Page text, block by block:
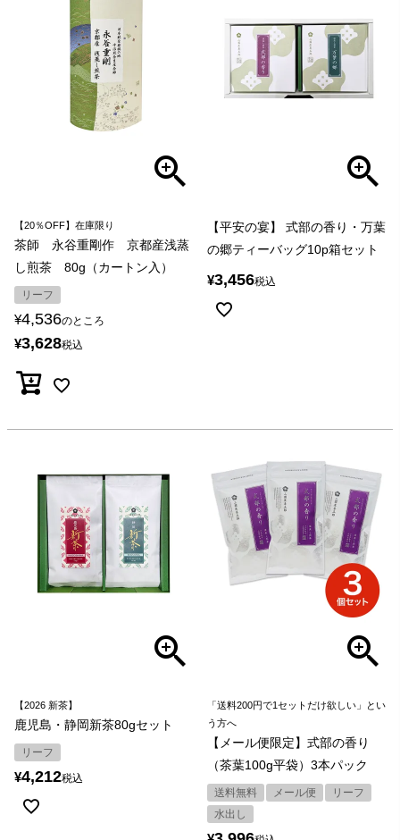
【20％OFF】在庫限り
茶師 永谷重剛作 京都産浅蒸
し煎茶 80g（カートン入）
リーフ
¥4,536のところ
¥3,628税込
【平安の宴】 式部の香り・万葉
の郷ティーバッグ10p箱セット
¥3,456税込
【2026 新茶】
鹿児島・静岡新茶80gセット
リーフ
¥4,212税込
「送料200円で1セットだけ欲しい」とい
う方へ
【メール便限定】式部の香り
（茶葉100g平袋）3本パック
送料無料 メール便
リーフ
水出し